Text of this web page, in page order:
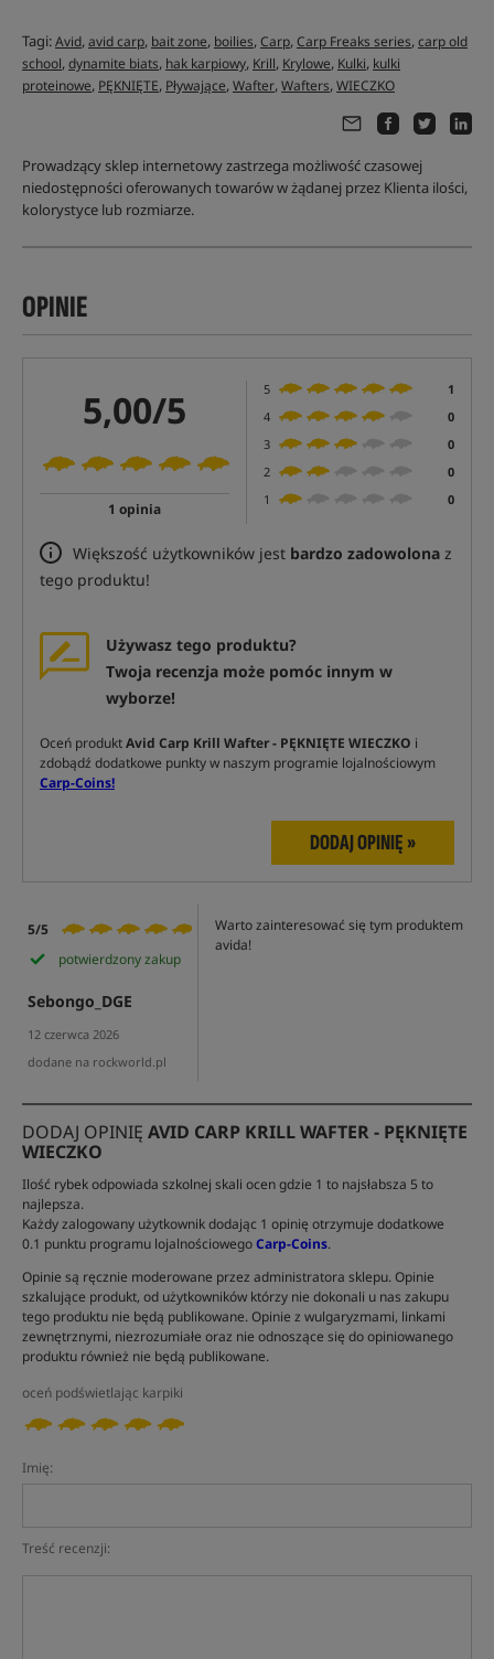
Tagi:Avid,avid carp, bait zone, boilies,Carp,Carp Freaks series,carp old
school,dynamite biats, hak karpiowy, Krill, Krylowe, Kulki, kulki
proteinowe, PĘKNIĘTE, Pływające,Wafter,Wafters,WIECZKO
Prowadzący sklep internetowy zastrzega możliwość czasowej
niedostępności oferowanych towarów w żądanej przez Klienta ilości,
kolorystyce lub rozmiarze.
OPINIE
5,00/5
1 opinia
5
1
4
0
3
0
2
0
1
0
Większość użytkowników jest bardzo zadowolona z
tego produktu!
Używasz tego produktu?
Twoja recenzja może pomóc innym w
wyborze!
Oceń produktAvid Carp Krill Wafter - PĘKNIĘTE WIECZKO i
zdobądź dodatkowe punkty w naszym programie lojalnościowym
Carp-Coins!
DODAJ OPINIĘ »
5/5
potwierdzony zakup
Sebongo_DGE
12 czerwca 2026
dodane na rockworld.pl
Warto zainteresować się tym produktem
avida!
DODAJ OPINIĘ AVID CARP KRILL WAFTER - PĘKNIĘTE
WIECZKO
Ilość rybek odpowiada szkolnej skali ocen gdzie 1 to najsłabsza 5 to
najlepsza.
Każdy zalogowany użytkownik dodając 1 opinię otrzymuje dodatkowe
0.1 punktu programu lojalnościowegoCarp-Coins.
Opinie są ręcznie moderowane przez administratora sklepu. Opinie
szkalujące produkt, od użytkowników którzy nie dokonali u nas zakupu
tego produktu nie będą publikowane. Opinie z wulgaryzmami, linkami
zewnętrznymi, niezrozumiałe oraz nie odnoszące się do opiniowanego
produktu również nie będą publikowane.
oceń podświetlając karpiki
Imię:
Treść recenzji: